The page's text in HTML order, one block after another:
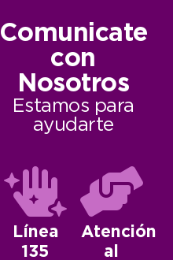
Comunicate
con
Nosotros
Estamos para
ayudarte
Línea
135
Atención
al